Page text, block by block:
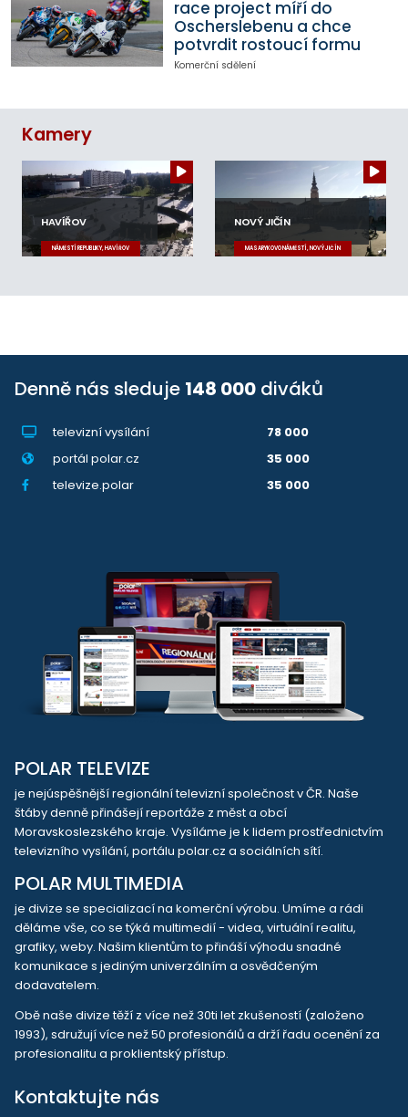
race project míří do
Oscherslebenu a chce
potvrdit rostoucí formu
Komerční sdělení
Kamery
HAVÍŘOV
NÁMĚSTÍ REPUBLIKY, HAVÍŘOV
NOVÝ JIČÍN
MASARYKOVO NÁMĚSTÍ, NOVÝ JIČÍN
Denně nás sleduje 148 000 diváků
televizní vysílání
78 000
portál polar.cz
35 000
televize.polar
35 000
POLAR TELEVIZE
je nejúspěšnější regionální televizní společnost v ČR. Naše
štáby denně přinášejí reportáže z měst a obcí
Moravskoslezského kraje. Vysíláme je k lidem prostřednictvím
televizního vysílání, portálu polar.cz a sociálních sítí.
POLAR MULTIMEDIA
je divize se specializací na komerční výrobu. Umíme a rádi
děláme vše, co se týká multimedií - videa, virtuální realitu,
grafiky, weby. Našim klientům to přináší výhodu snadné
komunikace s jediným univerzálním a osvědčeným
dodavatelem.
Obě naše divize těží z více než 30ti let zkušeností (založeno
1993), sdružují více než 50 profesionálů a drží řadu ocenění za
profesionalitu a proklientský přístup.
Kontaktujte nás